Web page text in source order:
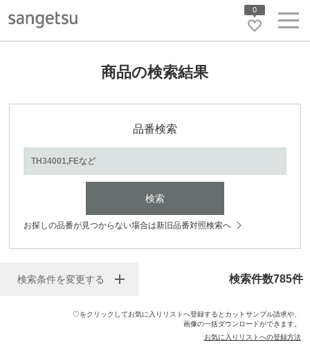
0
商品の検索結果
品番検索
検索
お探しの品番が見つからない場合は新旧品番対照検索へ
検索条件を変更する 検索件数785件
♡をクリックしてお気に入りリストへ登録するとカットサンプル請求や、
画像の一括ダウンロードができます。
お気に入りリストへの登録方法